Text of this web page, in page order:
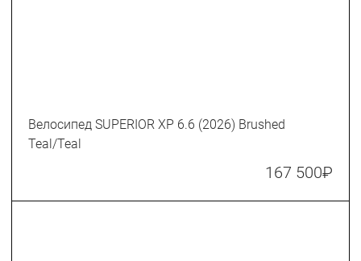
Велосипед SUPERIOR XP 6.6 (2026) Brushed
Teal/Teal
167 500₽